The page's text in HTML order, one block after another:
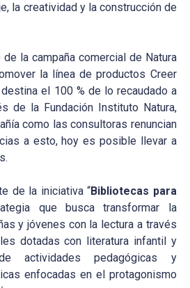
la creatividad y la construcción de
la campaña comercial de Natura
la línea de productos Creer
el 100 % de lo recaudado a
de la Fundación Instituto Natura,
como las consultoras renuncian
a esto, hoy es posible llevar a
de la iniciativa “Bibliotecas para
que busca transformar la
y jóvenes con la lectura a través
dotadas con literatura infantil y
actividades pedagógicas y
enfocadas en el protagonismo